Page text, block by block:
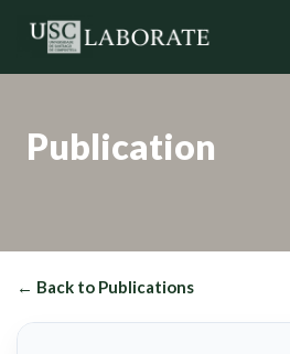
Publication
← Back to Publications